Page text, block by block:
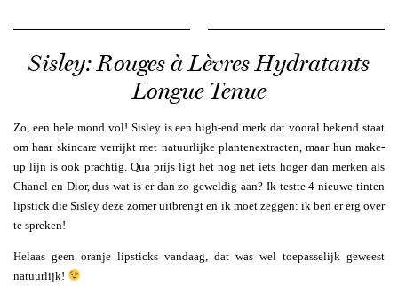
Sisley: Rouges à Lèvres Hydratants
Longue Tenue
Zo, een hele mond vol! Sisley is een high-end merk dat vooral bekend staat
om haar skincare verrijkt met natuurlijke plantenextracten, maar hun make-
up lijn is ook prachtig. Qua prijs ligt het nog net iets hoger dan merken als
Chanel en Dior, dus wat is er dan zo geweldig aan? Ik testte 4 nieuwe tinten
lipstick die Sisley deze zomer uitbrengt en ik moet zeggen: ik ben er erg over
te spreken!
Helaas geen oranje lipsticks vandaag, dat was wel toepasselijk geweest
natuurlijk!